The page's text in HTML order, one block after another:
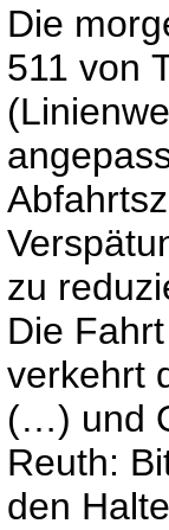
Die
511 von
zu
Die
verkehrt
(…) und
Reuth:
den